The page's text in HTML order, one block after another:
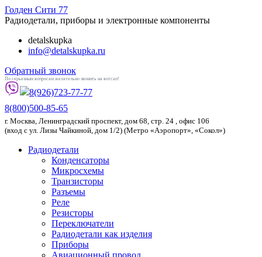
Голден Сити 77
Радиодетали, приборы и электронные компоненты
detalskupka
info@detalskupka.ru
Обратный звонок
По серьезным вопросам желательно звонить на вотсап!
8(926)723-77-77
8(800)500-85-65
г. Москва, Ленинградский проспект, дом 68, стр. 24 , офис 106
(вход с ул. Лизы Чайкиной, дом 1/2) (Метро «Аэропорт», «Сокол»)
Радиодетали
Конденсаторы
Микросхемы
Транзисторы
Разъемы
Реле
Резисторы
Переключатели
Радиодетали как изделия
Приборы
Авиационный провод